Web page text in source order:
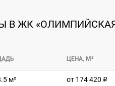
В ЖК
ЦЕНА, М²
м² от 174 420